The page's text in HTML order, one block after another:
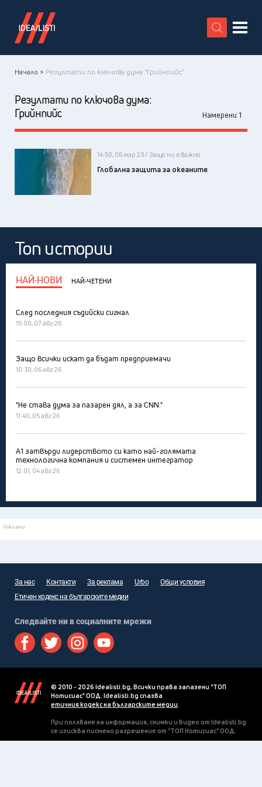
X
Начало > Резултати по ключова дума "Грийнпийс"
Резултати по ключова дума:
Грийнпийс
Намерени 1
14:50, 06 мар 23 / Защо ни е важно
Глобална защита за океаните
Топ истории
НАЙ-НОВИ НАЙ-ЧЕТЕНИ
След последния съдийски сигнал
15:00, 07 авг 26
Защо всички искат да бъдат предприемачи
10:30, 06 авг 26
"Не става дума за пазарен дял, а за CNN."
11:40, 05 авг 26
А1 затвърди лидерството си като най-голямата
технологична компания и системен интегратор
12:01, 04 авг 26
Реклама
За нас Контакти За реклама Urbo
Общи условия
Етичен кодекс на българските медии
Следвайте ни в социалните мрежи
© 2010 - 2026 Idealisti.bg, Всички права запазени "ТОП
Нотисиас" ООД. Idealisti.bg спазва
етичния кодекс на българските медии.
При ползване на информация, снимки и видео от Idealisti.bg
се изисква писмено разрешение от "ТОП Нотисиас" ООД.